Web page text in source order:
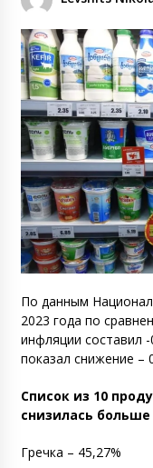
По данным
2023 года по
инфляции составил
показал снижение –
Список из 10
снизилась
Гречка – 45,27%